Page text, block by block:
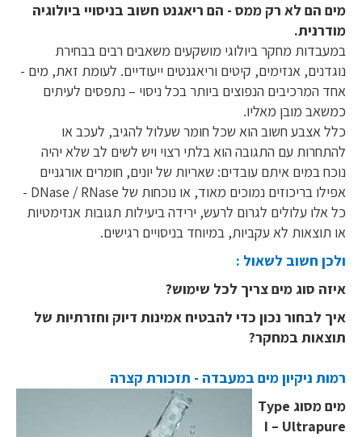
מים הם לא רק ממס - הם ריאגנט חשוב בניסויי ביולוגיה
מודרנית.
במעבדות מחקר ביולוגי מושקעים משאבים רבים בבחירת
נוגדנים, אנזימים, קיטים וריאגנטים ייעודיים. לעומת זאת, מים -
אחד המרכיבים הנפוצים ביותר בכל ניסוי – נתפסים לעיתים
כמשאב מובן מאליו.
כלל אצבע חשוב הוא שכל חומר שעלול להגיב, לעכב או
להתחרות עם התגובה הוא בלתי רצוי ויש לשים לב שלא יהיה
נוכח במים איתם עובדים: שאריות של יונים, חומרים אורגניים
אפילו בריכוזים נמוכים מאוד, או נוכחות של DNase / RNase -
כל אלו עלולים לגרום לרעש, ירידה ביעילות תגובות אנזימטיות
או תוצאות לא עקביות, במיוחד בניסויים רגישים.
ולכן חשוב לשאול :
איזה סוג מים צריך לכל שימוש?
איך לבחור נכון כדי להבטיח אמינות דיוק וחזרתיות של
תוצאות במחקר?
רמות ניקיון מים במעבדה - תזכורת קצרה
מים מסוג Type
I – Ultrapure